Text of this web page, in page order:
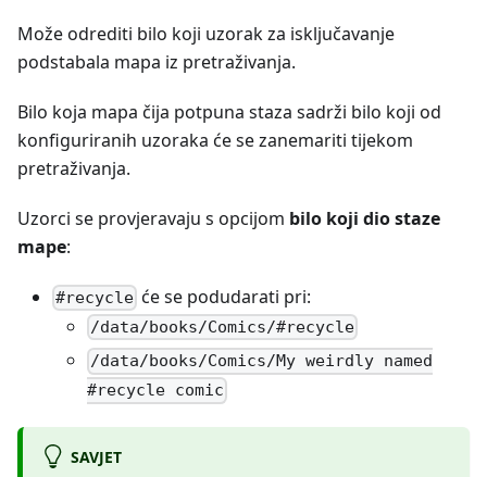
Može odrediti bilo koji uzorak za isključavanje
podstabala mapa iz pretraživanja.
Bilo koja mapa čija potpuna staza sadrži bilo koji od
konfiguriranih uzoraka će se zanemariti tijekom
pretraživanja.
Uzorci se provjeravaju s opcijom bilo koji dio staze
mape:
#recycle će se podudarati pri:
/data/books/Comics/#recycle
/data/books/Comics/My weirdly named
#recycle comic
SAVJET